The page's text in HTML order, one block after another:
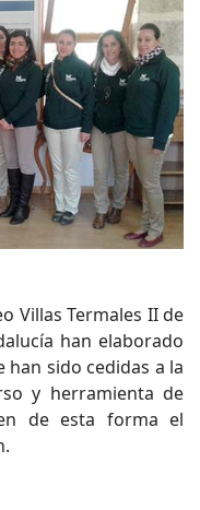
Villas Termales II de
han elaborado
han sido cedidas a la
y herramienta de
de esta forma el